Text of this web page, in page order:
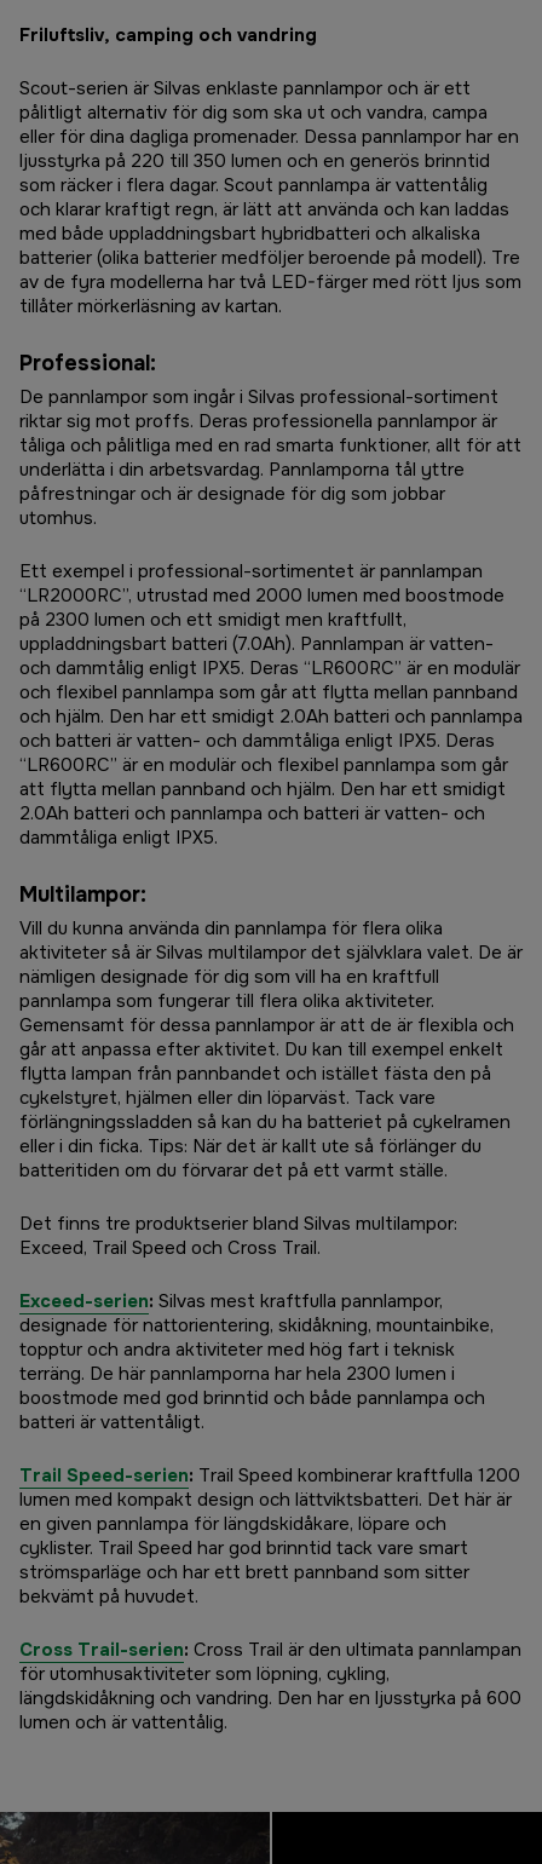
Friluftsliv, camping och vandring
Scout-serien är Silvas enklaste pannlampor och är ett
pålitligt alternativ för dig som ska ut och vandra, campa
eller för dina dagliga promenader. Dessa pannlampor har en
ljusstyrka på 220 till 350 lumen och en generös brinntid
som räcker i flera dagar. Scout pannlampa är vattentålig
och klarar kraftigt regn, är lätt att använda och kan laddas
med både uppladdningsbart hybridbatteri och alkaliska
batterier (olika batterier medföljer beroende på modell). Tre
av de fyra modellerna har två LED-färger med rött ljus som
tillåter mörkerläsning av kartan.
Professional:
De pannlampor som ingår i Silvas professional-sortiment
riktar sig mot proffs. Deras professionella pannlampor är
tåliga och pålitliga med en rad smarta funktioner, allt för att
underlätta i din arbetsvardag. Pannlamporna tål yttre
påfrestningar och är designade för dig som jobbar
utomhus.
Ett exempel i professional-sortimentet är pannlampan
“LR2000RC”, utrustad med 2000 lumen med boostmode
på 2300 lumen och ett smidigt men kraftfullt,
uppladdningsbart batteri (7.0Ah). Pannlampan är vatten-
och dammtålig enligt IPX5. Deras “LR600RC” är en modulär
och flexibel pannlampa som går att flytta mellan pannband
och hjälm. Den har ett smidigt 2.0Ah batteri och pannlampa
och batteri är vatten- och dammtåliga enligt IPX5. Deras
“LR600RC” är en modulär och flexibel pannlampa som går
att flytta mellan pannband och hjälm. Den har ett smidigt
2.0Ah batteri och pannlampa och batteri är vatten- och
dammtåliga enligt IPX5.
Multilampor:
Vill du kunna använda din pannlampa för flera olika
aktiviteter så är Silvas multilampor det självklara valet. De är
nämligen designade för dig som vill ha en kraftfull
pannlampa som fungerar till flera olika aktiviteter.
Gemensamt för dessa pannlampor är att de är flexibla och
går att anpassa efter aktivitet. Du kan till exempel enkelt
flytta lampan från pannbandet och istället fästa den på
cykelstyret, hjälmen eller din löparväst. Tack vare
förlängningssladden så kan du ha batteriet på cykelramen
eller i din ficka. Tips: När det är kallt ute så förlänger du
batteritiden om du förvarar det på ett varmt ställe.
Det finns tre produktserier bland Silvas multilampor:
Exceed, Trail Speed och Cross Trail.
Exceed-serien: Silvas mest kraftfulla pannlampor,
designade för nattorientering, skidåkning, mountainbike,
topptur och andra aktiviteter med hög fart i teknisk
terräng. De här pannlamporna har hela 2300 lumen i
boostmode med god brinntid och både pannlampa och
batteri är vattentåligt.
Trail Speed-serien: Trail Speed kombinerar kraftfulla 1200
lumen med kompakt design och lättviktsbatteri. Det här är
en given pannlampa för längdskidåkare, löpare och
cyklister. Trail Speed har god brinntid tack vare smart
strömsparläge och har ett brett pannband som sitter
bekvämt på huvudet.
Cross Trail-serien: Cross Trail är den ultimata pannlampan
för utomhusaktiviteter som löpning, cykling,
längdskidåkning och vandring. Den har en ljusstyrka på 600
lumen och är vattentålig.